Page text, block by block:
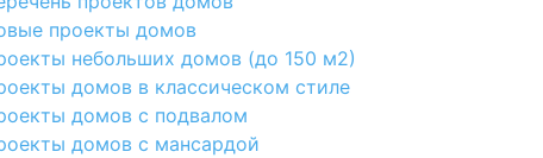
проекты домов
небольших домов (до 150 м2)
домов в классическом стиле
домов с подвалом
домов с мансардой